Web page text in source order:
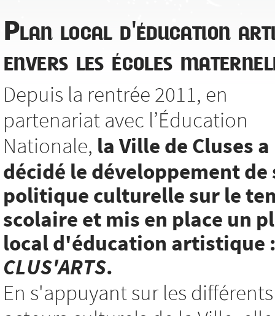
Plan local d'éducation
envers les écoles
Depuis la rentrée 2011, en
partenariat avec l’Éducation
Nationale, la Ville de Cluses a
décidé le développement de
politique culturelle sur le
scolaire et mis en place un
local d'éducation artistique
CLUS'ARTS.
En s'appuyant sur les différents